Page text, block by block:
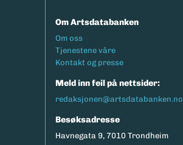
Om Artsdatabanken
Footermeny
Om oss
Tjenestene våre
Kontakt og presse
Meld inn feil på nettsider:
redaksjonen@artsdatabanken.no
Besøksadresse
Havnegata 9, 7010 Trondheim